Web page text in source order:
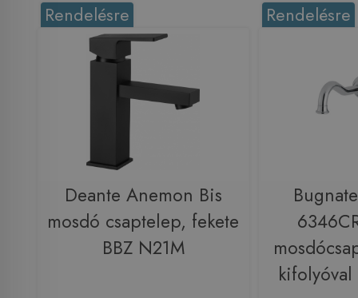
Rendelésre
Deante Anemon Bis
mosdó csaptelep, fekete
BBZ N21M
Rendelésre